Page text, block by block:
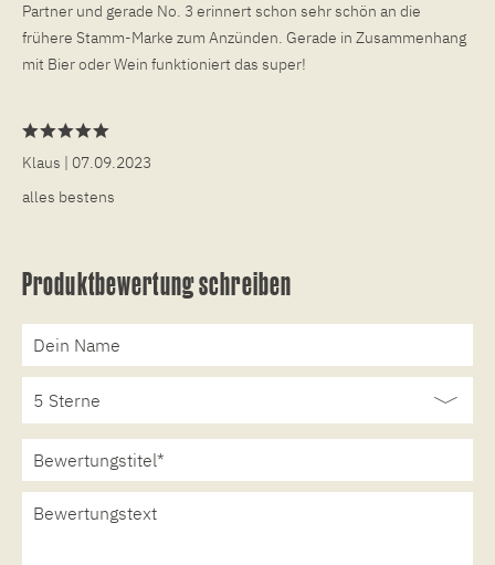
Partner und gerade No. 3 erinnert schon sehr schön an die
frühere Stamm-Marke zum Anzünden. Gerade in Zusammenhang
mit Bier oder Wein funktioniert das super!
Klaus | 07.09.2023
alles bestens
Produktbewertung schreiben